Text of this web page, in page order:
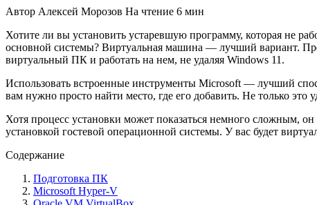
Автор Алексей Морозов На чтение 6 мин
Хотите ли вы установить устаревшую программу, которая не
основной системы? Виртуальная машина — лучший вариант.
виртуальный ПК и работать на нем, не удаляя Windows 11.
Использовать встроенные инструменты Microsoft — лучший
вам нужно просто найти место, где его добавить. Не только это
Хотя процесс установки может показаться немного сложным,
установкой гостевой операционной системы. У вас будет
Содержание
Подготовка ПК
Microsoft Hyper-V